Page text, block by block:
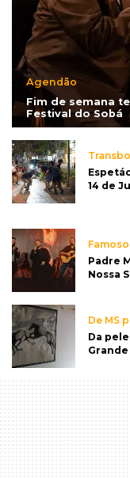
Agendão
Fim de semana
Festival do Sobá
14 de
Padre
Nossa
De MS
Da